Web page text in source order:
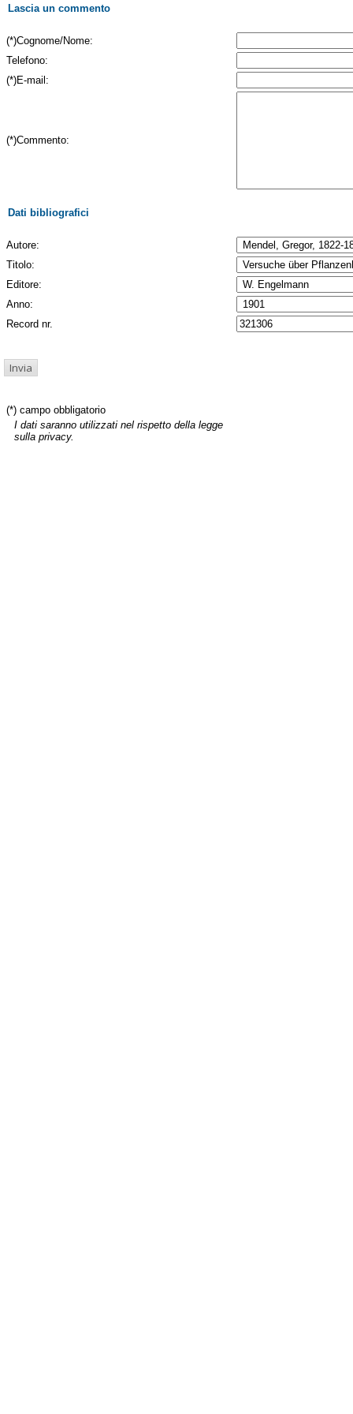
Lascia un commento
(*)Cognome/Nome:
Telefono:
(*)E-mail:
(*)Commento:
Dati bibliografici
Autore:
Titolo:
Editore:
Anno:
Record nr.
(*) campo obbligatorio
I dati saranno utilizzati nel rispetto della legge
sulla privacy.